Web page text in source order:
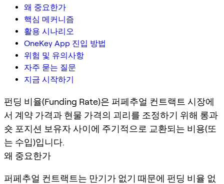
왜 중요한가
핵심 메커니즘
활용 시나리오
OneKey App 진입 방법
위험 및 유의사항
자주 묻는 질문
지금 시작하기
펀딩 비율(Funding Rate)은 퍼페추얼 컨트랙트 시장에
서 계약 가격과 현물 가격의 괴리를 조정하기 위해 롱과
숏 포지션 보유자 사이에 주기적으로 교환되는 비용(또
는 수입)입니다.
왜 중요한가
퍼페추얼 컨트랙트는 만기가 없기 때문에 펀딩 비율 없